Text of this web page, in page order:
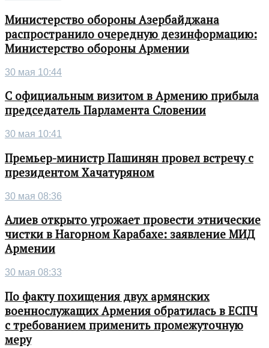
Министерство обороны Азербайджана
распространило очередную дезинформацию:
Министерство обороны Армении
30 мая 10:44
С официальным визитом в Армению прибыла
председатель Парламента Словении
30 мая 10:41
Премьер-министр Пашинян провел встречу с
президентом Хачатуряном
30 мая 08:36
Алиев открыто угрожает провести этнические
чистки в Нагорном Карабахе: заявление МИД
Армении
30 мая 08:33
По факту похищения двух армянских
военнослужащих Армения обратилась в ЕСПЧ
с требованием применить промежуточную
меру